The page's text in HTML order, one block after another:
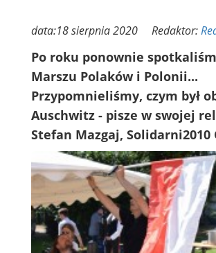
data:18 sierpnia 2020 Redaktor:
Po roku ponownie
Marszu Polaków i Polonii...
Przypomnieliśmy, czym był
Auschwitz - pisze w swojej
Stefan Mazgaj, Solidarni2010